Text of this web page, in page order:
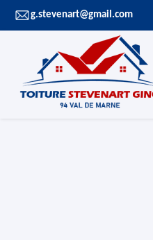
g.stevenart@gmail.com